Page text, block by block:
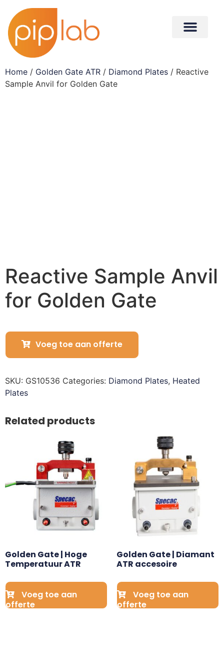
Home / Golden Gate ATR / Diamond Plates / Reactive
Sample Anvil for Golden Gate
Reactive Sample Anvil
for Golden Gate
Voeg toe aan offerte
SKU: GS10536 Categories: Diamond Plates, Heated
Plates
Related products
Golden Gate | Hoge
Temperatuur ATR
Voeg toe aan
offerte
Golden Gate | Diamant
ATR accesoire
Voeg toe aan
offerte